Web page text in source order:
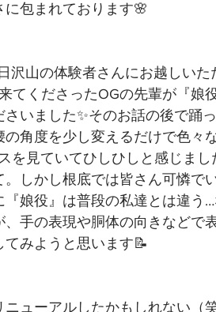
包まれております🌸
沢山の体験者さんにお越しいた
てくださったOGの先輩が『娘
いました✨そのお話の後で踊
角度を少し変えるだけで色々
を見ていてひしひしと感じまし
しかし根底では皆さん可憐で
娘役』は普段の私達とは違う
手の表現や胴体の向きなどで
みようと思います📝
ューアルしたかもしれない（